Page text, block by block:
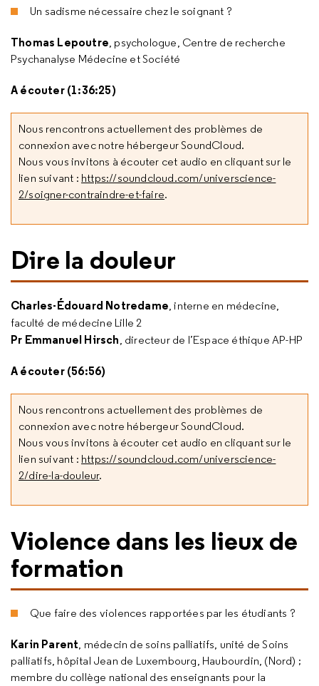
Un sadisme nécessaire chez le soignant ?
Thomas Lepoutre, psychologue, Centre de recherche
Psychanalyse Médecine et Société
A écouter (1:36:25)
Nous rencontrons actuellement des problèmes de
connexion avec notre hébergeur SoundCloud.
Nous vous invitons à écouter cet audio en cliquant sur le
lien suivant : https://soundcloud.com/universcience-
2/soigner-contraindre-et-faire.
Dire la douleur
Charles-Édouard Notredame, interne en médecine,
faculté de médecine Lille 2
Pr Emmanuel Hirsch, directeur de l’Espace éthique AP-HP
A écouter (56:56)
Nous rencontrons actuellement des problèmes de
connexion avec notre hébergeur SoundCloud.
Nous vous invitons à écouter cet audio en cliquant sur le
lien suivant : https://soundcloud.com/universcience-
2/dire-la-douleur.
Violence dans les lieux de
formation
Que faire des violences rapportées par les étudiants ?
Karin Parent, médecin de soins palliatifs, unité de Soins
palliatifs, hôpital Jean de Luxembourg, Haubourdin, (Nord) ;
membre du collège national des enseignants pour la